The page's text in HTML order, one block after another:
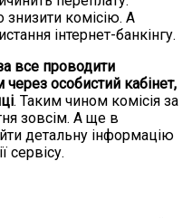
знизити комісію. А
інтернет-банкінгу.
все проводити
особистий кабінет,
. Таким чином комісія за
зовсім. А ще в
детальну інформацію
сервісу.